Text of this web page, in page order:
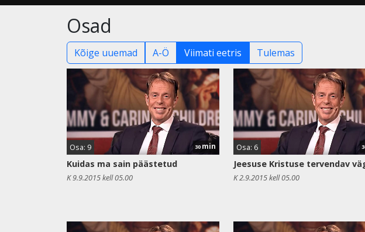
Osad
Kõige uuemad A-Ö Viimati eetris Tulemas
Osa: 9 30 min
Kuidas ma sain päästetud
K 9.9.2015 kell 05.00
Osa: 6
Jeesuse Kristuse tervendav
K 2.9.2015 kell 05.00